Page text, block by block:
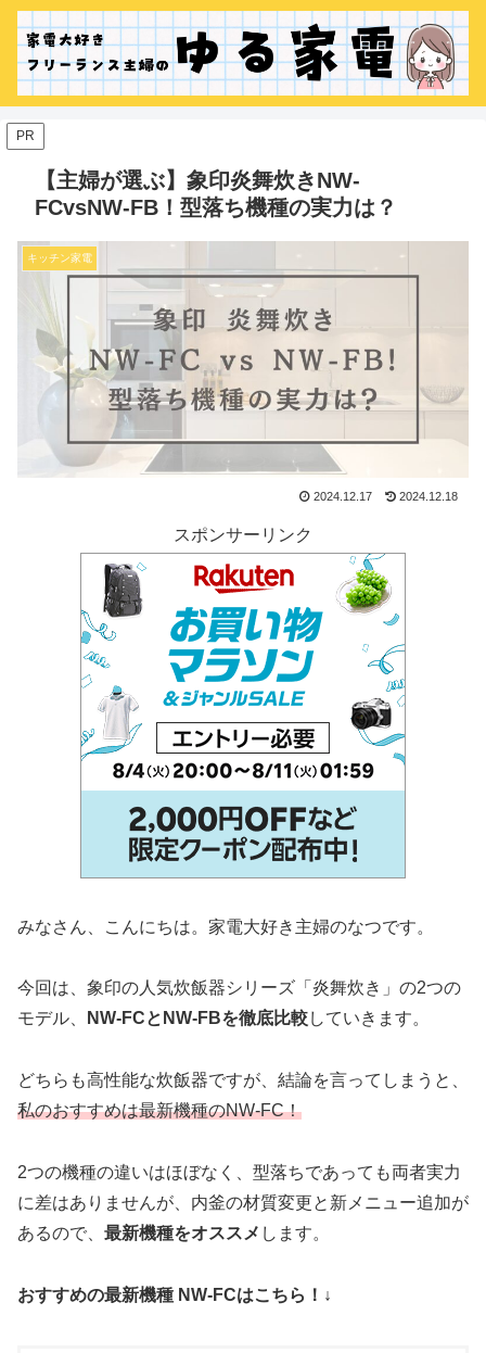
PR
【主婦が選ぶ】象印炎舞炊きNW-
FCvsNW-FB！型落ち機種の実力は？
キッチン家電
2024.12.17 2024.12.18
スポンサーリンク
みなさん、こんにちは。家電大好き主婦のなつです。
今回は、象印の人気炊飯器シリーズ「炎舞炊き」の2つの
モデル、
NW-FCとNW-FBを徹底比較していきます。
どちらも高性能な炊飯器ですが、結論を言ってしまうと、
私のおすすめは最新機種のNW-FC！
2つの機種の違いはほぼなく、型落ちであっても両者実力
に差はありませんが、内釜の材質変更と新メニュー追加が
あるので、 最新機種をオススメ します。
おすすめの最新機種 NW-FCはこちら！↓